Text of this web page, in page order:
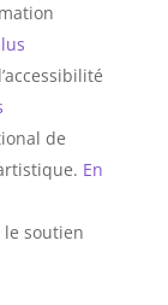
de
En
le soutien